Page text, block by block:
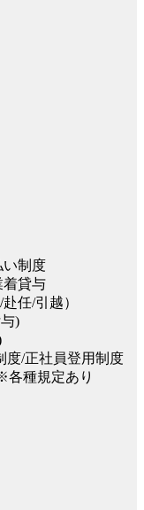
制度
業着貸与
任/引越）
)
/正社員登用制度
種規定あり